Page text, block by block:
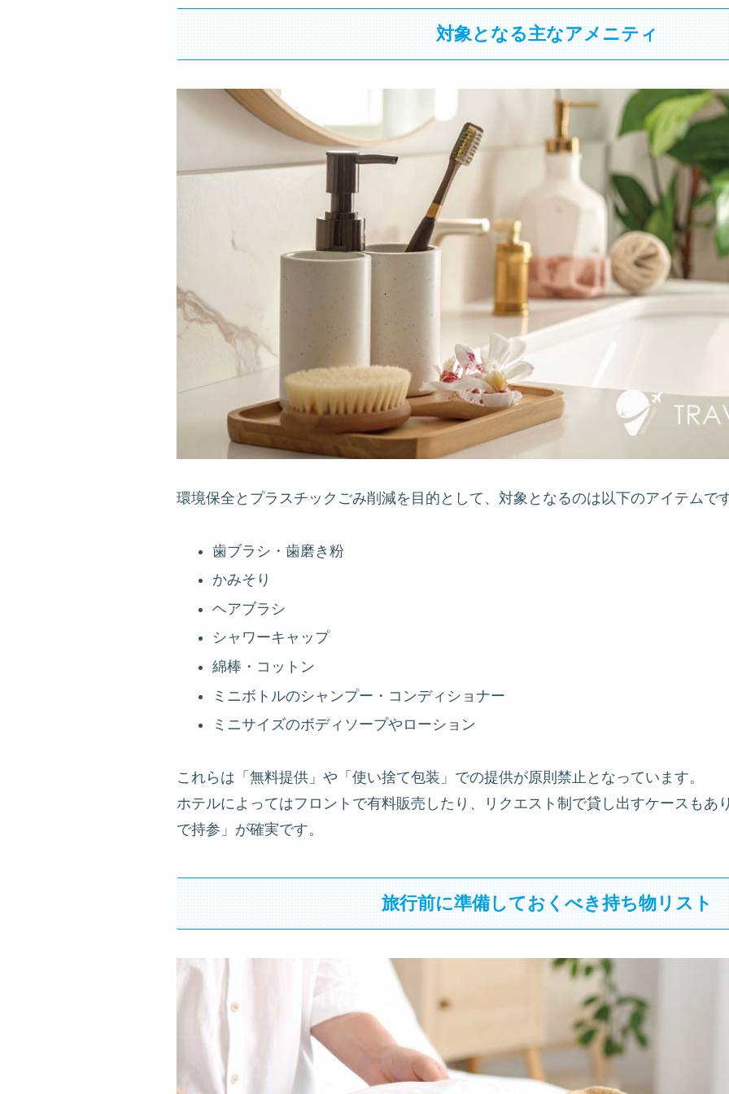
対象となる主なアメニティ
環境保全とプラスチックごみ削減を目的として、対象となるのは以下のアイテムで
歯ブラシ・歯磨き粉
かみそり
ヘアブラシ
シャワーキャップ
綿棒・コットン
ミニボトルのシャンプー・コンディショナー
ミニサイズのボディソープやローション
これらは「無料提供」や「使い捨て包装」での提供が原則禁止となっています。
ホテルによってはフロントで有料販売したり、リクエスト制で貸し出すケースもあ
で持参」が確実です。
旅行前に準備しておくべき持ち物リスト